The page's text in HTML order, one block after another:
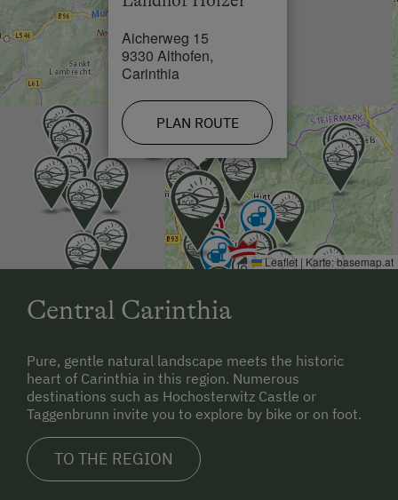
Aicherweg 15
9330 Althofen,
Carinthia
PLAN ROUTE
Leaflet | Karte:basemap.at
Central Carinthia
Pure, gentle natural landscape meets the historic
heart of Carinthia in this region. Numerous
destinations such as Hochosterwitz Castle or
Taggenbrunn invite you to explore by bike or on foot.
TO THE REGION